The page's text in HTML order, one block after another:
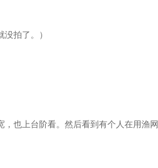
拍了。）
也上台阶看。然后看到有个人在用